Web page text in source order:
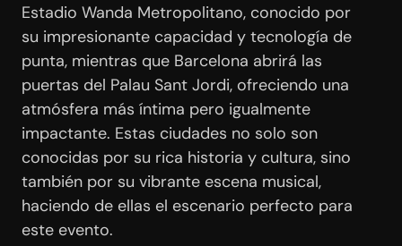
Estadio Wanda Metropolitano, conocido por
su impresionante capacidad y tecnología de
punta, mientras que Barcelona abrirá las
puertas del Palau Sant Jordi, ofreciendo una
atmósfera más íntima pero igualmente
impactante. Estas ciudades no solo son
conocidas por su rica historia y cultura, sino
también por su vibrante escena musical,
haciendo de ellas el escenario perfecto para
este evento.